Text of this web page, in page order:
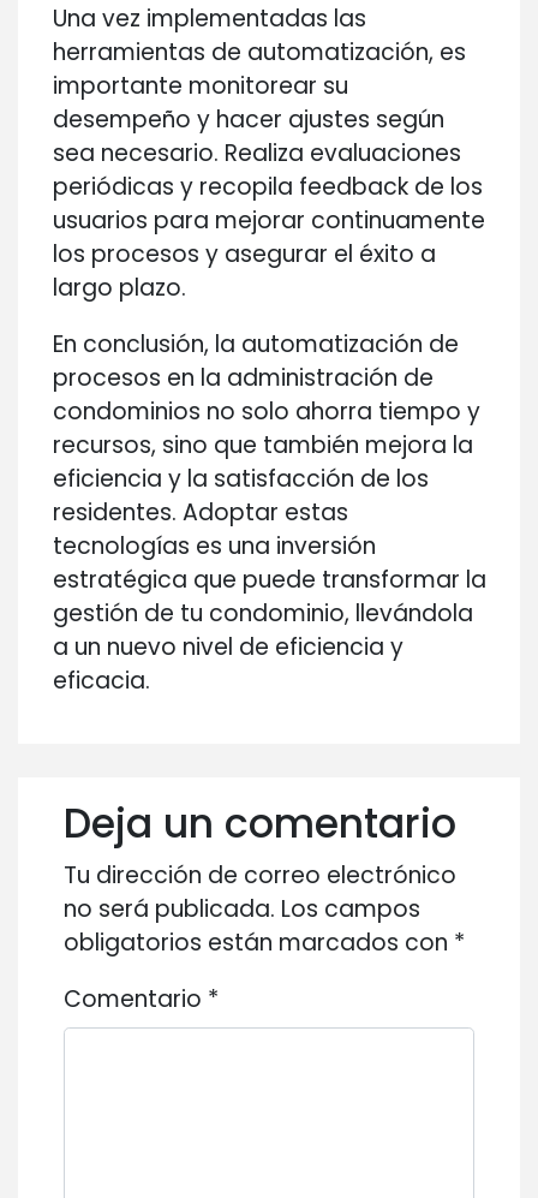
Una vez implementadas las
herramientas de automatización, es
importante monitorear su
desempeño y hacer ajustes según
sea necesario. Realiza evaluaciones
periódicas y recopila feedback de los
usuarios para mejorar continuamente
los procesos y asegurar el éxito a
largo plazo.
En conclusión, la automatización de
procesos en la administración de
condominios no solo ahorra tiempo y
recursos, sino que también mejora la
eficiencia y la satisfacción de los
residentes. Adoptar estas
tecnologías es una inversión
estratégica que puede transformar la
gestión de tu condominio, llevándola
a un nuevo nivel de eficiencia y
eficacia.
Deja un comentario
Tu dirección de correo electrónico
no será publicada. Los campos
obligatorios están marcados con *
Comentario *